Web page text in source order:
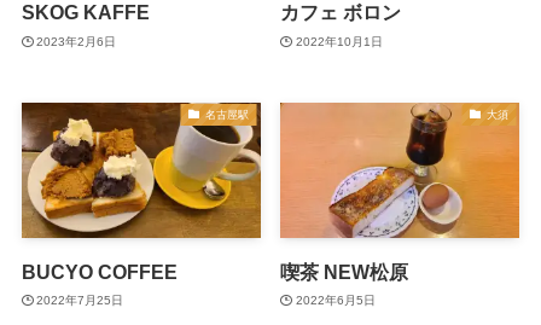
SKOG KAFFE
2023年2月6日
カフェ ボロン
2022年10月1日
名古屋駅
BUCYO COFFEE
2022年7月25日
大須
喫茶 NEW松原
2022年6月5日